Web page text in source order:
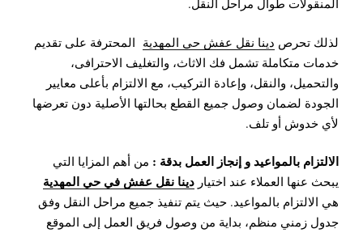
المنقولات طوال مراحل النقل.
لذلك تحرص دينا نقل عفش حي المهدية المحترفة على تقديم
خدمات متكاملة تشمل فك الاثاث، والتغليف الاحترافى،
والتحميل، والنقل، وإعادة التركيب، مع الالتزام بأعلى معايير
الجودة لضمان وصول جميع القطع بحالتها الأصلية دون تعرضها
لأي خدوش أو تلف.
الالتزام بالمواعيد و إنجاز العمل بدقة : من أهم المزايا التي
يبحث عنها العملاء عند اختيار دينا نقل عفش في حي المهدية
هي الالتزام بالمواعيد. حيث يتم تنفيذ جميع مراحل النقل وفق
جدول زمني منظم، بداية من وصول فريق العمل إلى الموقع